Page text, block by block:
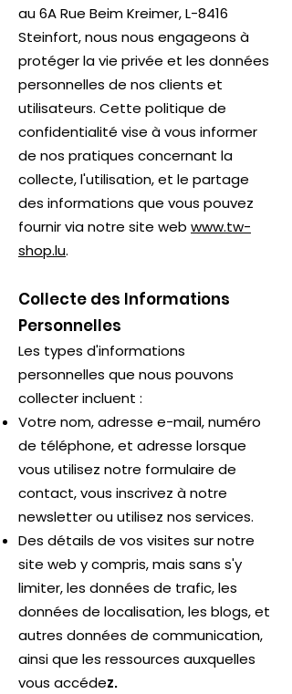
au 6A Rue Beim Kreimer, L-8416
Steinfort, nous nous engageons à
protéger la vie privée et les données
personnelles de nos clients et
utilisateurs. Cette politique de
confidentialité vise à vous informer
de nos pratiques concernant la
collecte, l'utilisation, et le partage
des informations que vous pouvez
fournir via notre site web www.tw-
shop.lu.
Collecte des Informations
Personnelles
Les types d'informations
personnelles que nous pouvons
collecter incluent :
Votre nom, adresse e-mail, numéro
de téléphone, et adresse lorsque
vous utilisez notre formulaire de
contact, vous inscrivez à notre
newsletter ou utilisez nos services.
Des détails de vos visites sur notre
site web y compris, mais sans s'y
limiter, les données de trafic, les
données de localisation, les blogs, et
autres données de communication,
ainsi que les ressources auxquelles
vous accédez.